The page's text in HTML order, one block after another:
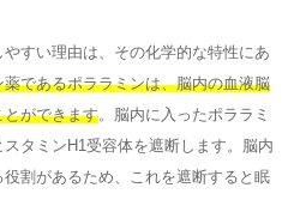
すい理由は、その化学的な特性にあ
であるポララミンは、脳内の血液脳
とができます。脳内に入ったポララミ
タミンH1受容体を遮断します。脳内
割があるため、これを遮断すると眠